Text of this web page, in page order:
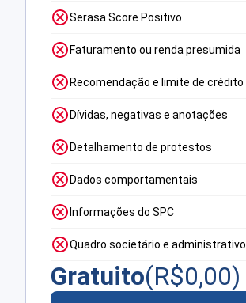
Serasa Score Positivo
Faturamento ou renda presumida
Recomendação e limite de crédito
Dívidas, negativas e anotações
Detalhamento de protestos
Dados comportamentais
Informações do SPC
Quadro societário e administrativo
Gratuito(R$0,00)